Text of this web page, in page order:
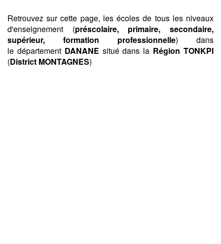
Retrouvez sur cette page, les écoles de tous les niveaux
d'enseignement (préscolaire, primaire, secondaire,
supérieur, formation professionnelle) dans
le département DANANE situé dans la Région TONKPI
(District MONTAGNES)